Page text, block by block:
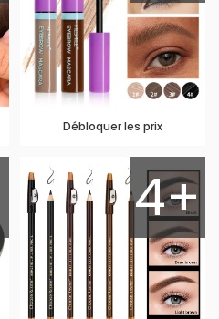
Débloquer les prix
4+